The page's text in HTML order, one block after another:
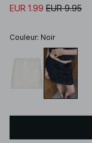
EUR 1.99 EUR 9.95
Couleur: Noir